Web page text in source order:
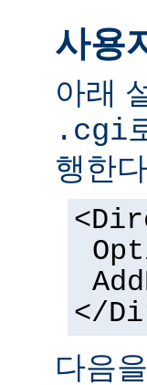
사용
아래
.cgi
행한
</
다음